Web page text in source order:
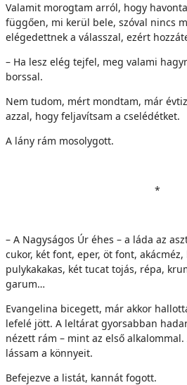
Valamit morogtam arról, hogy
függően, mi kerül bele, szóval nincs
elégedettnek a válasszal, ezért
– Ha lesz elég tejfel, meg valami
borssal.
Nem tudom, mért mondtam, már
azzal, hogy feljavítsam a cselédétket.
A lány rám mosolygott.
*
– A Nagyságos Úr éhes – a láda az
cukor, két font, eper, öt font,
pulykakakas, két tucat tojás, répa,
garum…
Evangelina bicegett, már akkor
lefelé jött. A leltárat gyorsabban
nézett rám – mint az első
lássam a könnyeit.
Befejezve a listát, kannát fogott.